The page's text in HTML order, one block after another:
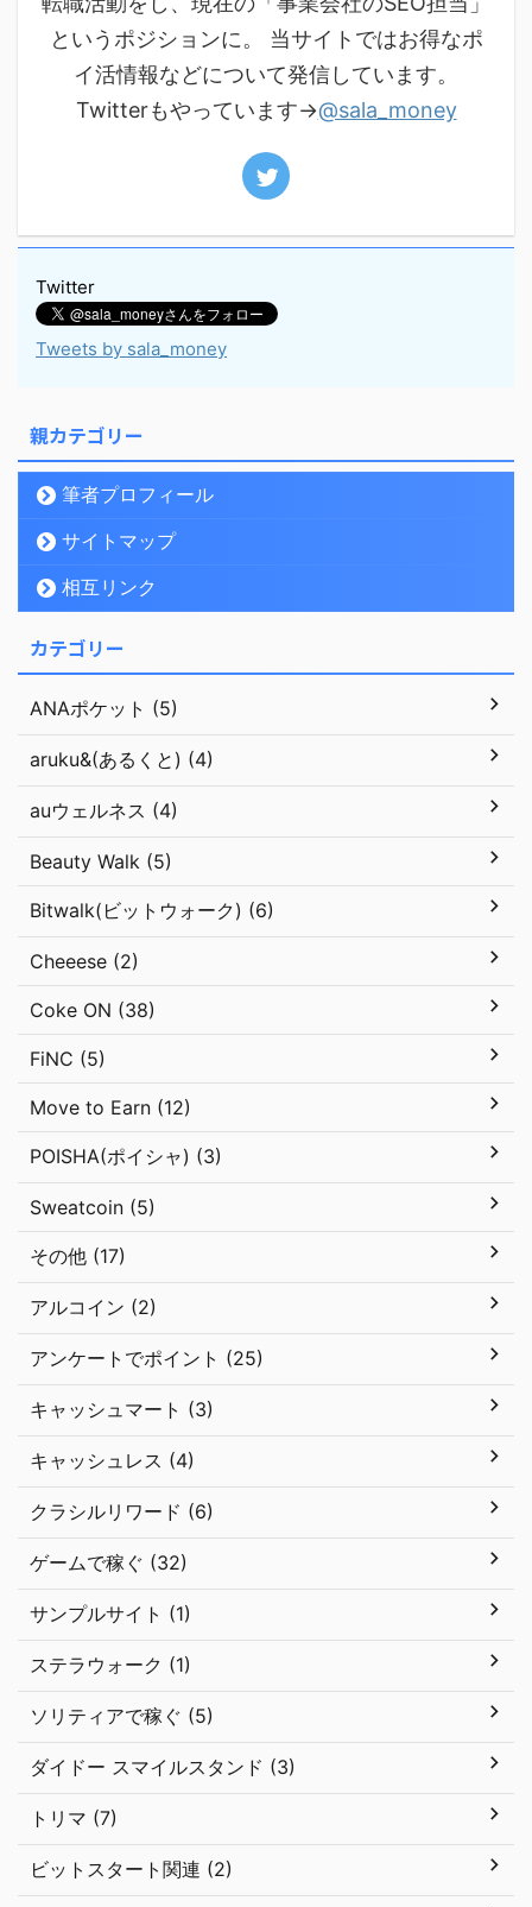
というポジションに。 当サイトではお得なポ
イ活情報などについて発信しています。
Twitterもやっています→@sala_money
Twitter
Tweets by sala_money
親カテゴリー
筆者プロフィール
サイトマップ
相互リンク
カテゴリー
ANAポケット (5)
aruku&(あるくと) (4)
auウェルネス (4)
Beauty Walk (5)
Bitwalk(ビットウォーク) (6)
Cheeese (2)
Coke ON (38)
FiNC (5)
Move to Earn (12)
POISHA(ポイシャ) (3)
Sweatcoin (5)
その他 (17)
アルコイン (2)
アンケートでポイント (25)
キャッシュマート (3)
キャッシュレス (4)
クラシルリワード (6)
ゲームで稼ぐ (32)
サンプルサイト (1)
ステラウォーク (1)
ソリティアで稼ぐ (5)
ダイドー スマイルスタンド (3)
トリマ (7)
ビットスタート関連 (2)